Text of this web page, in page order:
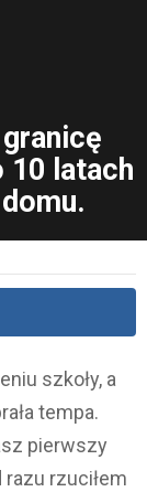
10 latach
szkoły, a
tempa.
pierwszy
razu rzuciłem